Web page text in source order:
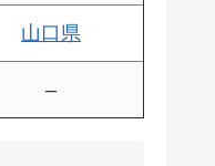
山口県
–